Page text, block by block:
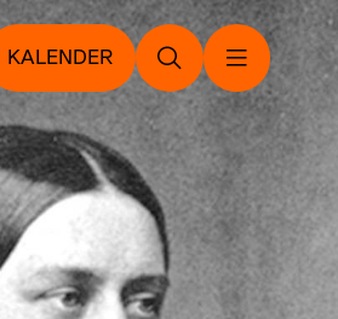
KALENDER